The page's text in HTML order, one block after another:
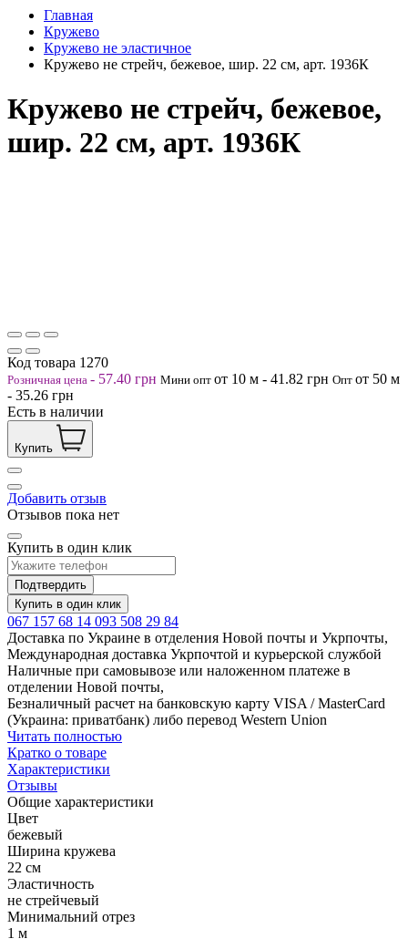
Главная
Кружево
Кружево не эластичное
Кружево не стрейч, бежевое, шир. 22 см, арт. 1936К
Кружево не стрейч, бежевое,
шир. 22 см, арт. 1936К
Код товара 1270
Розничная цена - 57.40 грн Мини опт от 10 м - 41.82 грн Опт от 50 м
- 35.26 грн
Есть в наличии
Купить
Добавить отзыв
Отзывов пока нет
Купить в один клик
Подтвердить
Купить в один клик
067 157 68 14 093 508 29 84
Доставка по Украине в отделения Новой почты и Укрпочты,
Международная доставка Укрпочтой и курьерской службой
Наличные при самовывозе или наложенном платеже в
отделении Новой почты,
Безналичный расчет на банковскую карту VISA / MasterCard
(Украина: приватбанк) либо перевод Western Union
Читать полностью
Кратко о товаре
Характеристики
Отзывы
Общие характеристики
Цвет
бежевый
Ширина кружева
22 см
Эластичность
не стрейчевый
Минимальний отрез
1 м